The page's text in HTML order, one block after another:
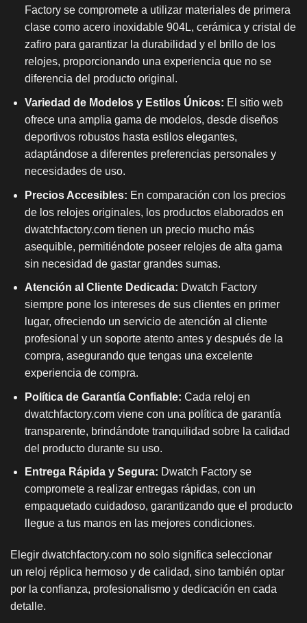
Factory se compromete a utilizar materiales de primera
clase como acero inoxidable 904L, cerámica y cristal de
zafiro para garantizar la durabilidad y el brillo de los
relojes, proporcionando una experiencia que no se
diferencia del producto original.
Variedad de Modelos y Estilos Únicos: El sitio web
ofrece una amplia gama de modelos, desde diseños
deportivos robustos hasta estilos elegantes,
adaptándose a diferentes preferencias personales y
necesidades de uso.
Precios Accesibles: En comparación con los precios
de los relojes originales, los productos elaborados en
dwatchfactory.com tienen un precio mucho más
asequible, permitiéndote poseer relojes de alta gama
sin necesidad de gastar grandes sumas.
Atención al Cliente Dedicada: Dwatch Factory
siempre pone los intereses de sus clientes en primer
lugar, ofreciendo un servicio de atención al cliente
profesional y un soporte atento antes y después de la
compra, asegurando que tengas una excelente
experiencia de compra.
Política de Garantía Confiable: Cada reloj en
dwatchfactory.com viene con una política de garantía
transparente, brindándote tranquilidad sobre la calidad
del producto durante su uso.
Entrega Rápida y Segura: Dwatch Factory se
compromete a realizar entregas rápidas, con un
empaquetado cuidadoso, garantizando que el producto
llegue a tus manos en las mejores condiciones.
Elegir dwatchfactory.com no solo significa seleccionar
un reloj réplica hermoso y de calidad, sino también optar
por la confianza, profesionalismo y dedicación en cada
detalle.